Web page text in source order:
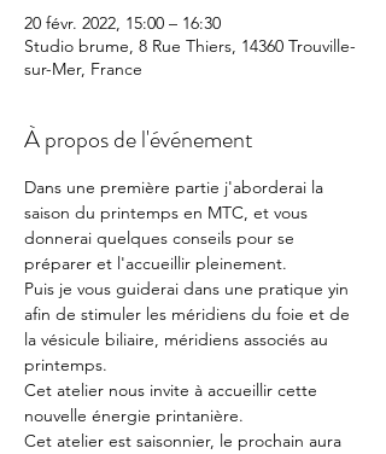
20 févr. 2022, 15:00 – 16:30
Studio brume, 8 Rue Thiers, 14360 Trouville-
sur-Mer, France
À propos de l'événement
Dans une première partie j'aborderai la
saison du printemps en MTC, et vous
donnerai quelques conseils pour se
préparer et l'accueillir pleinement.
Puis je vous guiderai dans une pratique yin
afin de stimuler les méridiens du foie et de
la vésicule biliaire, méridiens associés au
printemps.
Cet atelier nous invite à accueillir cette
nouvelle énergie printanière.
Cet atelier est saisonnier, le prochain aura